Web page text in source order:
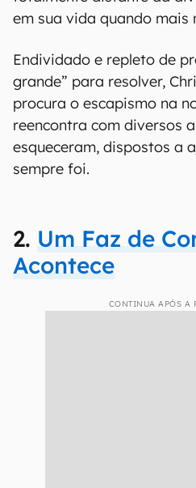
em sua vida quando mais
Endividado e repleto de
grande” para resolver,
procura o escapismo na
reencontra com diversos
esqueceram, dispostos a
sempre foi.
2. Um Faz de
Acontece
CONTINUA APÓS A